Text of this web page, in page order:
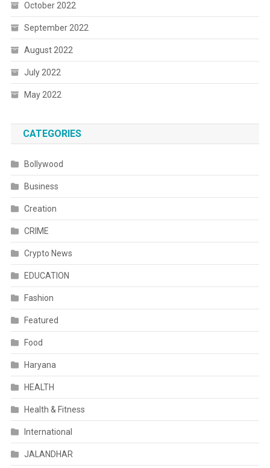
October 2022
September 2022
August 2022
July 2022
May 2022
CATEGORIES
Bollywood
Business
Creation
CRIME
Crypto News
EDUCATION
Fashion
Featured
Food
Haryana
HEALTH
Health & Fitness
International
JALANDHAR